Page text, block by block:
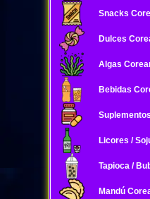
Snacks
Dulces
Algas
Bebidas
Licores /
Tapioca /
Mandú